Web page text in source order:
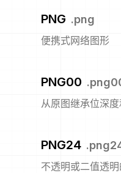
PNG .png
便携式网络图形
PNG00 .
从原图继承位深
PNG24 .
不透明或二值透